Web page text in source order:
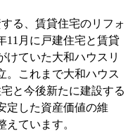
る、賃貸住宅のリフォ
11月に戸建住宅と賃貸
けていた大和ハウスリ
。これまで大和ハウス
と今後新たに建設する
定した資産価値の維
ています。